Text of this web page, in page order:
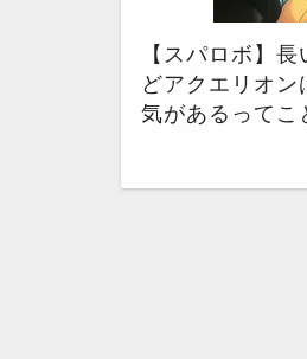
【スパロボ】
どアクエリオン
気があるってこ